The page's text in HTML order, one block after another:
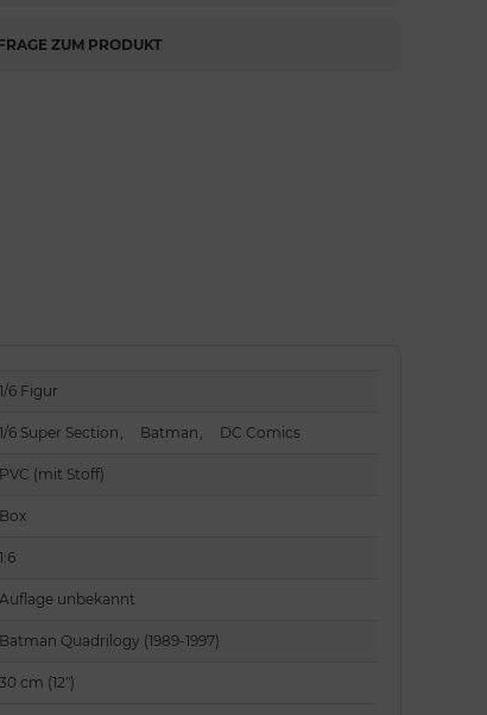
ZUM PRODUKT
1/6 Figur
1/6 Super Section Batman DC Comics
PVC (mit Stoff)
Box
1:6
Auflage unbekannt
Batman Quadrilogy (1989-1997)
30 cm (12")